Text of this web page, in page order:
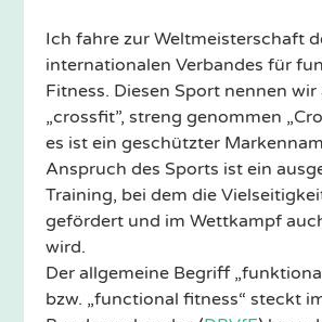
Ich fahre zur Weltmeisterschaft
internationalen Verbandes für
Fitness. Diesen Sport nennen wir
„crossfit”, streng genommen
es ist ein geschützter
Anspruch des Sports ist ein
Training, bei dem die
gefördert und im Wettkampf
wird.
Der allgemeine Begriff
bzw. „functional fitness“ steckt